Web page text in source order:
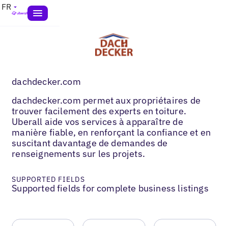
FR
dachdecker.com
dachdecker.com permet aux propriétaires de
trouver facilement des experts en toiture.
Uberall aide vos services à apparaître de
manière fiable, en renforçant la confiance et en
suscitant davantage de demandes de
renseignements sur les projets.
SUPPORTED FIELDS
Supported fields for complete business listings